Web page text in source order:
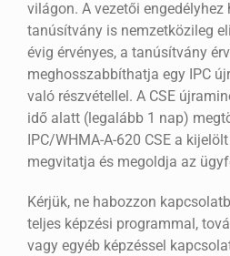
világon. A vezetői engedélyhez
tanúsítvány is nemzetközileg
évig érvényes, a tanúsítvány
meghosszabbíthatja egy IPC
való részvétellel. A CSE
idő alatt (legalább 1 nap)
IPC/WHMA-A-620 CSE a
megvitatja és megoldja az
Kérjük, ne habozzon
teljes képzési programmal,
vagy egyéb képzéssel